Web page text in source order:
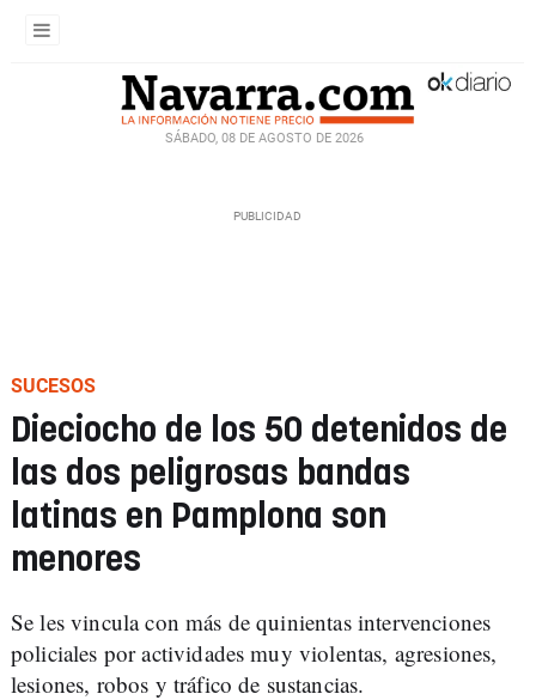
SÁBADO, 08 DE AGOSTO DE 2026
SUCESOS
Dieciocho de los 50 detenidos de
las dos peligrosas bandas
latinas en Pamplona son
menores
Se les vincula con más de quinientas intervenciones
policiales por actividades muy violentas, agresiones,
lesiones, robos y tráfico de sustancias.